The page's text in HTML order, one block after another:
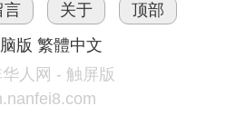
言 关于
顶部
版 繁體中文
人网 - 触屏版